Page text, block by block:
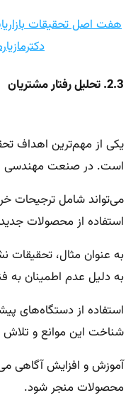
هفت اصل تحقیقات
2.3. تحلیل رفتار مشتریان
یکی از مهم‌ترین اهداف
است. در صنعت مهندسی
می‌تواند شامل ترجیحات
استفاده از محصولات
به عنوان مثال، تحقیقات
به دلیل عدم اطمینان به
استفاده از دستگاه‌های
شناخت این موانع و تلاش
آموزش و افزایش آگاهی
محصولات منجر شود.